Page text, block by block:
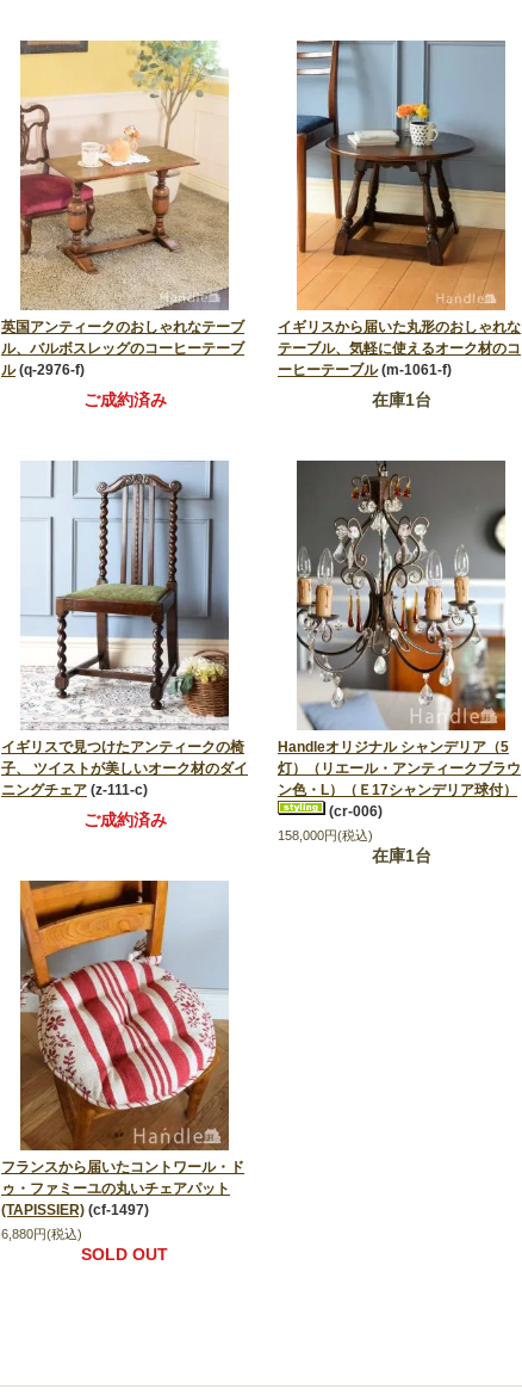
英国アンティークのおしゃれなテーブ
ル、バルボスレッグのコーヒーテーブ
ル (q-2976-f)
ご成約済み
イギリスから届いた丸形のおしゃれな
テーブル、気軽に使えるオーク材のコ
ーヒーテーブル (m-1061-f)
在庫1台
イギリスで見つけたアンティークの椅
子、 ツイストが美しいオーク材のダイ
ニングチェア (z-111-c)
ご成約済み
Handleオリジナル シャンデリア（5
灯）（リエール・アンティークブラウ
ン色・L）（Ｅ17シャンデリア球付）
(cr-006)
158,000円(税込)
在庫1台
フランスから届いたコントワール・ド
ゥ・ファミーユの丸いチェアパット
(TAPISSIER) (cf-1497)
6,880円(税込)
SOLD OUT